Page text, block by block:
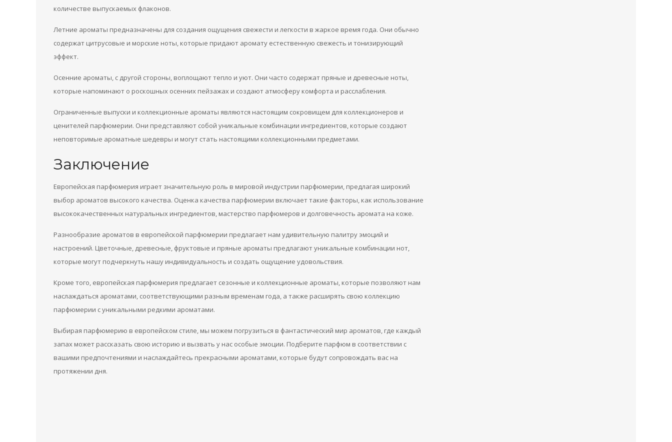
количестве выпускаемых флаконов.
Летние ароматы предназначены для создания ощущения свежести и легкости в жаркое время года. Они обычно
содержат цитрусовые и морские ноты, которые придают аромату естественную свежесть и тонизирующий
эффект.
Осенние ароматы, с другой стороны, воплощают тепло и уют. Они часто содержат пряные и древесные ноты,
которые напоминают о роскошных осенних пейзажах и создают атмосферу комфорта и расслабления.
Ограниченные выпуски и коллекционные ароматы являются настоящим сокровищем для коллекционеров и
ценителей парфюмерии. Они представляют собой уникальные комбинации ингредиентов, которые создают
неповторимые ароматные шедевры и могут стать настоящими коллекционными предметами.
Заключение
Европейская парфюмерия играет значительную роль в мировой индустрии парфюмерии, предлагая широкий
выбор ароматов высокого качества. Оценка качества парфюмерии включает такие факторы, как использование
высококачественных натуральных ингредиентов, мастерство парфюмеров и долговечность аромата на коже.
Разнообразие ароматов в европейской парфюмерии предлагает нам удивительную палитру эмоций и
настроений. Цветочные, древесные, фруктовые и пряные ароматы предлагают уникальные комбинации нот,
которые могут подчеркнуть нашу индивидуальность и создать ощущение удовольствия.
Кроме того, европейская парфюмерия предлагает сезонные и коллекционные ароматы, которые позволяют нам
наслаждаться ароматами, соответствующими разным временам года, а также расширять свою коллекцию
парфюмерии с уникальными редкими ароматами.
Выбирая парфюмерию в европейском стиле, мы можем погрузиться в фантастический мир ароматов, где каждый
запах может рассказать свою историю и вызвать у нас особые эмоции. Подберите парфюм в соответствии с
вашими предпочтениями и наслаждайтесь прекрасными ароматами, которые будут сопровождать вас на
протяжении дня.